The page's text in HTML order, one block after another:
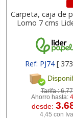
Carpeta, caja de
Lomo 7 cms
Ref: PJ74[
Tarifa :6,77
Ahorro hasta:
desde:
4,45 con Iva